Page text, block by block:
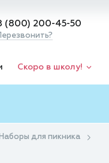
(800) 200-45-50
Скоро в школу!
Наборы для пикника